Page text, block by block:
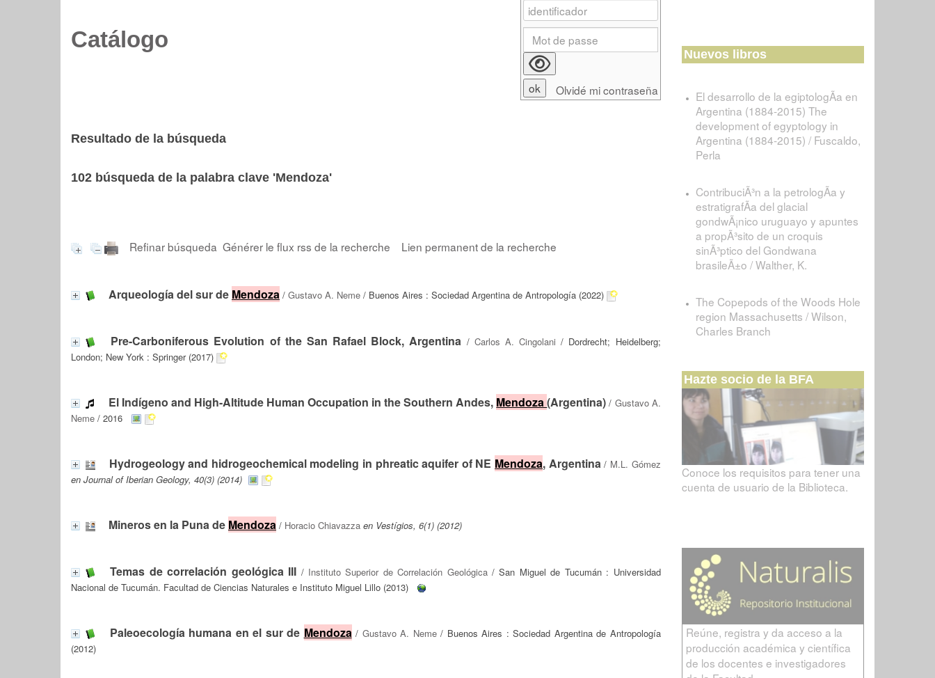
Catálogo
Resultado de la búsqueda
102 búsqueda de la palabra clave 'Mendoza'
Refinar búsqueda Générer le flux rss de la recherche Lien permanent de la recherche
Arqueología del sur de Mendoza / Gustavo A. Neme / Buenos Aires : Sociedad Argentina de Antropología (2022)
Pre-Carboniferous Evolution of the San Rafael Block, Argentina / Carlos A. Cingolani / Dordrecht; Heidelberg;
London; New York : Springer (2017)
El Indígeno and High-Altitude Human Occupation in the Southern Andes, Mendoza(Argentina) / Gustavo A.
Neme / 2016
Hydrogeology and hidrogeochemical modeling in phreatic aquifer of NE Mendoza, Argentina/ M.L. Gómez
en Journal of Iberian Geology, 40(3) (2014)
Mineros en la Puna de Mendoza / Horacio Chiavazza en Vestígios, 6(1) (2012)
Temas de correlación geológica III / Instituto Superior de Correlación Geológica/ San Miguel de Tucumán : Universidad
Nacional de Tucumán. Facultad de Ciencias Naturales e Instituto Miguel Lillo (2013)
Paleoecología humana en el sur de Mendoza/ Gustavo A. Neme/ Buenos Aires : Sociedad Argentina de Antropología
(2012)
Olvidé mi contraseña
Nuevos libros
El desarrollo de la egiptologÃ­a en
Argentina (1884-2015) The
development of egyptology in
Argentina (1884-2015) / Fuscaldo,
Perla
ContribuciÃ³n a la petrologÃ­a y
estratigrafÃ­a del glacial
gondwÃ¡nico uruguayo y apuntes
a propÃ³sito de un croquis
sinÃ³ptico del Gondwana
brasileÃ±o / Walther, K.
The Copepods of the Woods Hole
region Massachusetts / Wilson,
Charles Branch
Hazte socio de la BFA
Conoce los requisitos para tener una
cuenta de usuario de la Biblioteca.
Reúne, registra y da acceso a la
producción académica y científica
de los docentes e investigadores